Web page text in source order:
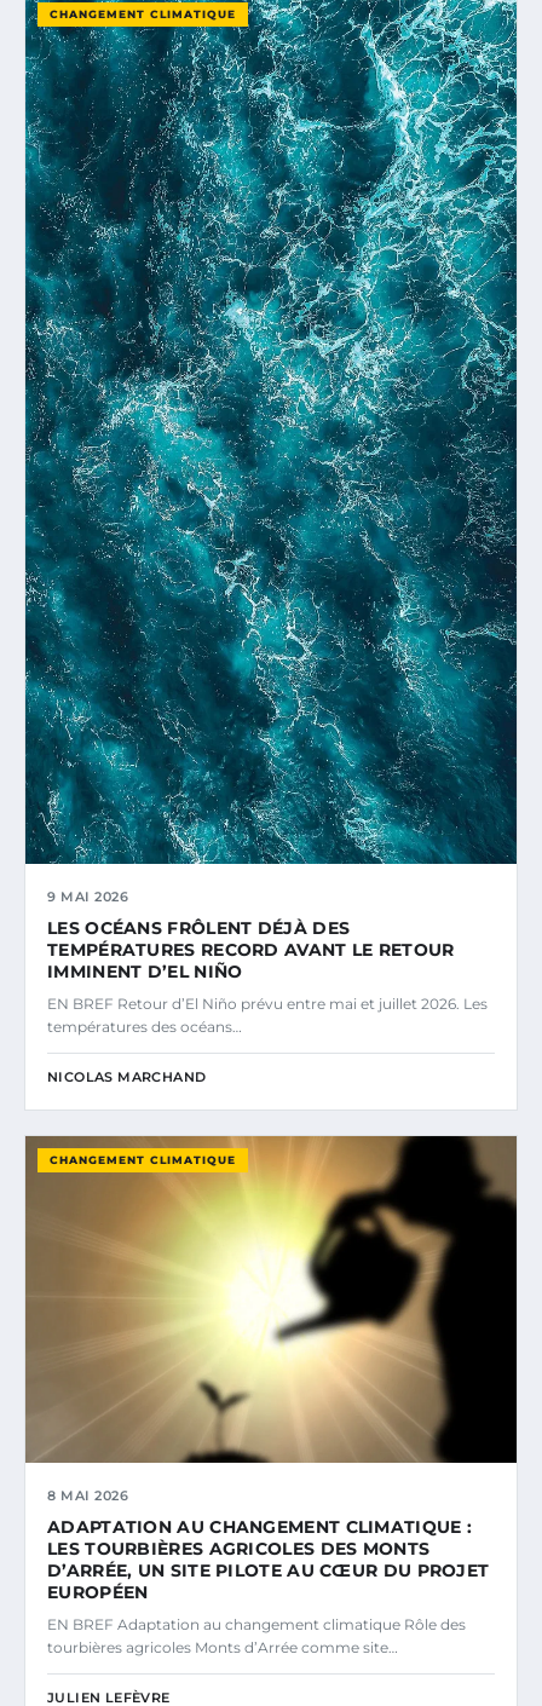
CHANGEMENT CLIMATIQUE
9 MAI 2026
LES OCÉANS FRÔLENT DÉJÀ DES
TEMPÉRATURES RECORD AVANT LE RETOUR
IMMINENT D’EL NIÑO
EN BREF Retour d’El Niño prévu entre mai et juillet 2026. Les
températures des océans…
NICOLAS MARCHAND
CHANGEMENT CLIMATIQUE
8 MAI 2026
ADAPTATION AU CHANGEMENT CLIMATIQUE :
LES TOURBIÈRES AGRICOLES DES MONTS
D’ARRÉE, UN SITE PILOTE AU CŒUR DU PROJET
EUROPÉEN
EN BREF Adaptation au changement climatique Rôle des
tourbières agricoles Monts d’Arrée comme site…
JULIEN LEFÈVRE